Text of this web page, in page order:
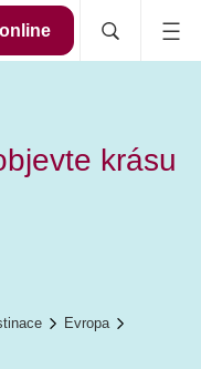
krásu
Evropa